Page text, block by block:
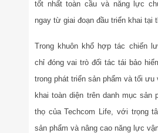
tốt nhất toàn cầu và năng lực
ngay từ giai đoạn đầu triển khai tại
Trong khuôn khổ hợp tác chiến
chỉ đóng vai trò đối tác tái bảo
trong phát triển sản phẩm và tối
khai toàn diện trên danh mục sản
thọ của Techcom Life, với trọng
sản phẩm và nâng cao năng lực